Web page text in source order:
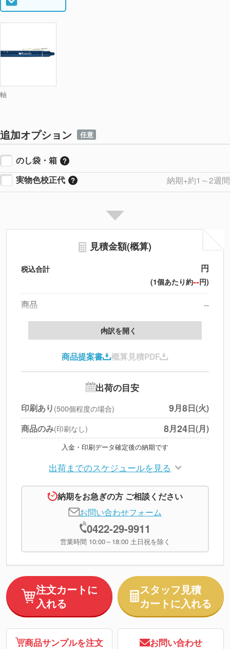
軸
追加オプション 任意
のし袋・箱
実物色校正代
納期+約1～2週間
見積金額(概算)
税込合計 円
(1個あたり約--円)
商品
--
製版代
印刷代
北海道・沖縄・離島 別途
円
※上記小計は税別です
内訳を開く
商品提案書 概算見積PDF
出荷の目安
印刷あり (500個程度の場合) 9月8日(火)
商品のみ(印刷なし) 8月24日(月)
入金・印刷データ確定後の納期です
出荷までのスケジュールを見る
納期をお急ぎの方 ご相談ください
お問い合わせフォーム
0422-29-9911
営業時間 10:00～18:00 土日祝を除く
注文カートに
入れる
スタッフ見積
カートに入れる
商品サンプルを注文 お問い合わせ